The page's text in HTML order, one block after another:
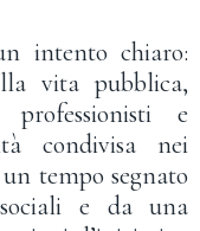
intento chiaro:
vita pubblica,
professionisti e
condivisa nei
tempo segnato
e da una